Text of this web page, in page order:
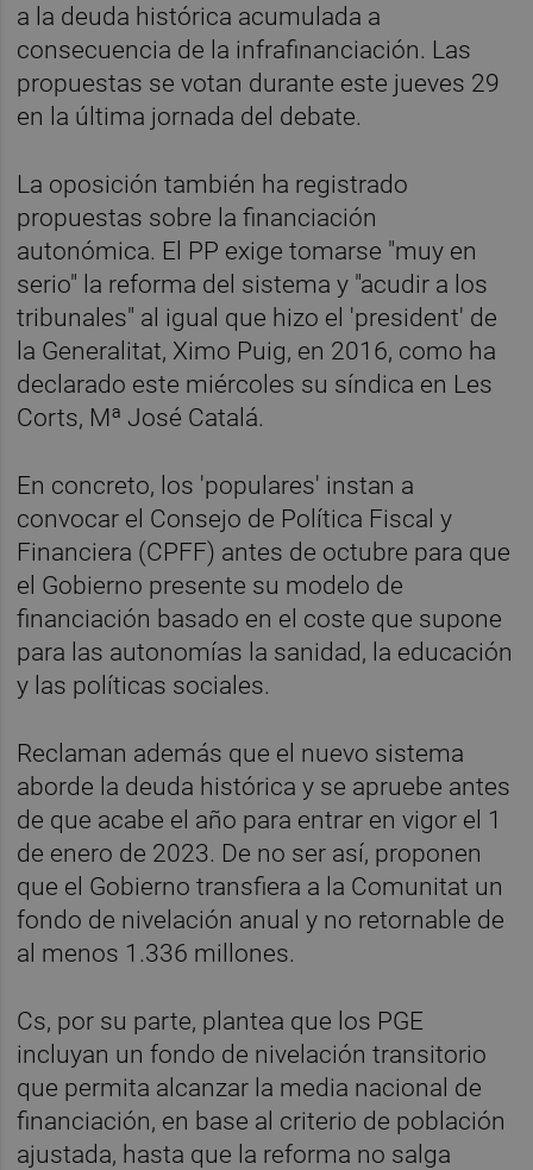
a la deuda histórica acumulada a
consecuencia de la infrafinanciación. Las
propuestas se votan durante este jueves 29
en la última jornada del debate.
La oposición también ha registrado
propuestas sobre la financiación
autonómica. El PP exige tomarse "muy en
serio" la reforma del sistema y "acudir a los
tribunales" al igual que hizo el 'president' de
la Generalitat, Ximo Puig, en 2016, como ha
declarado este miércoles su síndica en Les
Corts, Mª José Catalá.
En concreto, los 'populares' instan a
convocar el Consejo de Política Fiscal y
Financiera (CPFF) antes de octubre para que
el Gobierno presente su modelo de
financiación basado en el coste que supone
para las autonomías la sanidad, la educación
y las políticas sociales.
Reclaman además que el nuevo sistema
aborde la deuda histórica y se apruebe antes
de que acabe el año para entrar en vigor el 1
de enero de 2023. De no ser así, proponen
que el Gobierno transfiera a la Comunitat un
fondo de nivelación anual y no retornable de
al menos 1.336 millones.
Cs, por su parte, plantea que los PGE
incluyan un fondo de nivelación transitorio
que permita alcanzar la media nacional de
financiación, en base al criterio de población
ajustada, hasta que la reforma no salga